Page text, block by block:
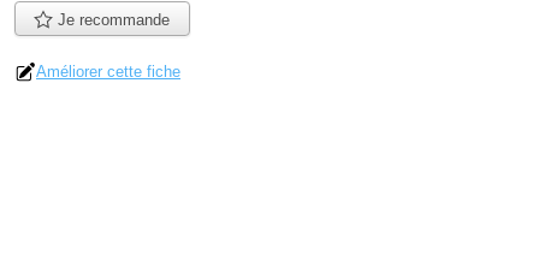
Je recommande
Améliorer cette fiche